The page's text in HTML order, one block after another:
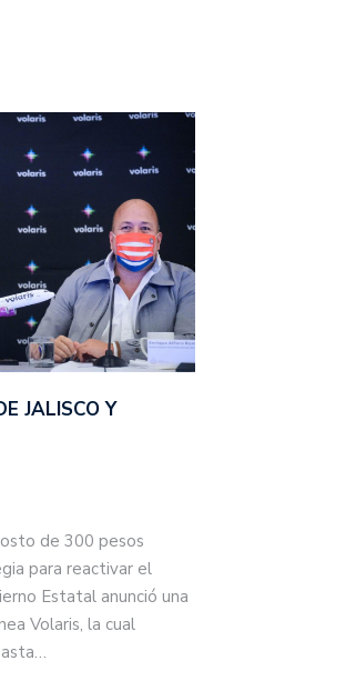
JALISCO Y
de 300 pesos
para reactivar el
Estatal anunció una
Volaris, la cual